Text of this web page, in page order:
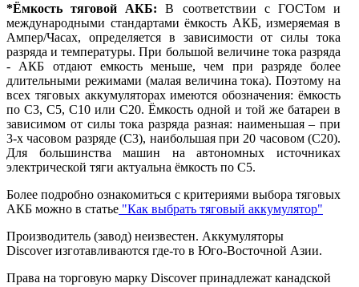
*Ёмкость тяговой АКБ:В соответствии с ГОСТом и
международными стандартами ёмкость АКБ, измеряемая в
Ампер/Часах, определяется в зависимости от силы тока
разряда и температуры. При большой величине тока разряда
- АКБ отдают емкость меньше, чем при разряде более
длительными режимами (малая величина тока). Поэтому на
всех тяговых аккумуляторах имеются обозначения: ёмкость
по С3, С5, С10 или С20. Ёмкость одной и той же батареи в
зависимом от силы тока разряда разная: наименьшая – при
3-х часовом разряде (С3), наибольшая при 20 часовом (С20).
Для большинства машин на автономных источниках
электрической тяги актуальна ёмкость по С5.
Более подробно ознакомиться с критериями выбора тяговых
АКБ можно в статье "Как выбрать тяговый аккумулятор"
Производитель (завод) неизвестен. Аккумуляторы
Discover изготавливаются где-то в Юго-Восточной Азии.
Права на торговую марку Discover принадлежат канадской